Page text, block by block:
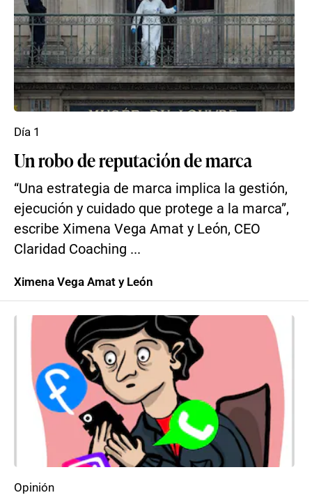
Un robo de reputación de marca
“Una estrategia de marca implica la gestión,
ejecución y cuidado que protege a la marca”,
escribe Ximena Vega Amat y León, CEO
Claridad Coaching ...
Día 1
Ximena Vega Amat y León
Opinión